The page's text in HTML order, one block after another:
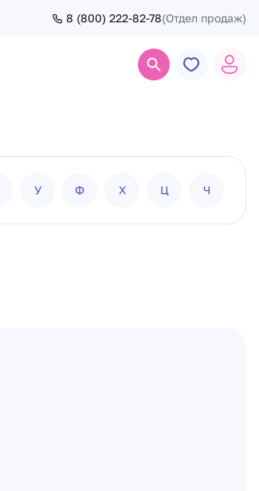
8 (800) 222-82-78(Отдел продаж)
У Ф Х Ц Ч